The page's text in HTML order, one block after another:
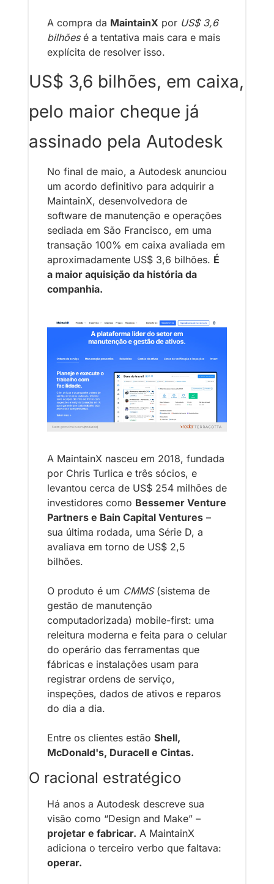
A compra da MaintainX por US$ 3,6
bilhões é a tentativa mais cara e mais
explícita de resolver isso.
US$ 3,6 bilhões, em caixa,
pelo maior cheque já
assinado pela Autodesk
No final de maio, a Autodesk anunciou
um acordo definitivo para adquirir a
MaintainX, desenvolvedora de
software de manutenção e operações
sediada em São Francisco, em uma
transação 100% em caixa avaliada em
aproximadamente US$ 3,6 bilhões. É
a maior aquisição da história da
companhia.
A MaintainX nasceu em 2018, fundada
por Chris Turlica e três sócios, e
levantou cerca de US$ 254 milhões de
investidores como Bessemer Venture
Partners e Bain Capital Ventures –
sua última rodada, uma Série D, a
avaliava em torno de US$ 2,5
bilhões.
O produto é um CMMS (sistema de
gestão de manutenção
computadorizada) mobile-first: uma
releitura moderna e feita para o celular
do operário das ferramentas que
fábricas e instalações usam para
registrar ordens de serviço,
inspeções, dados de ativos e reparos
do dia a dia.
Entre os clientes estão Shell,
McDonald's, Duracell e Cintas.
O racional estratégico
Há anos a Autodesk descreve sua
projetar e fabricar. A MaintainX
operar.